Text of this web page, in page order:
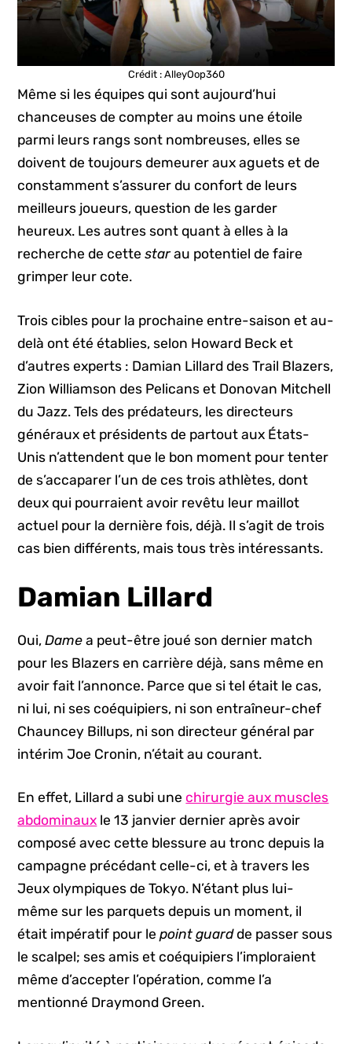
Crédit : AlleyOop360
Même si les équipes qui sont aujourd’hui
chanceuses de compter au moins une étoile
parmi leurs rangs sont nombreuses, elles se
doivent de toujours demeurer aux aguets et de
constamment s’assurer du confort de leurs
meilleurs joueurs, question de les garder
heureux. Les autres sont quant à elles à la
recherche de cettestarau potentiel de faire
grimper leur cote.
Trois cibles pour la prochaine entre-saison et au-
delà ont été établies, selon Howard Beck et
d’autres experts : Damian Lillard des Trail Blazers,
Zion Williamson des Pelicans et Donovan Mitchell
du Jazz. Tels des prédateurs, les directeurs
généraux et présidents de partout aux États-
Unis n’attendent que le bon moment pour tenter
de s’accaparer l’un de ces trois athlètes, dont
deux qui pourraient avoir revêtu leur maillot
actuel pour la dernière fois, déjà. Il s’agit de trois
cas bien différents, mais tous très intéressants.
Damian Lillard
Oui,Damea peut-être joué son dernier match
pour les Blazers en carrière déjà, sans même en
avoir fait l’annonce. Parce que si tel était le cas,
ni lui, ni ses coéquipiers, ni son entraîneur-chef
Chauncey Billups, ni son directeur général par
intérim Joe Cronin, n’était au courant.
En effet, Lillard a subi unechirurgie aux muscles
abdominaux le 13 janvier dernier après avoir
composé avec cette blessure au tronc depuis la
campagne précédant celle-ci, et à travers les
Jeux olympiques de Tokyo. N’étant plus lui-
même sur les parquets depuis un moment, il
était impératif pour lepoint guardde passer sous
le scalpel; ses amis et coéquipiers l’imploraient
même d’accepter l’opération, comme l’a
mentionné Draymond Green.